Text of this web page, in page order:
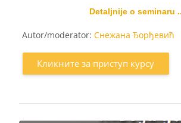
Detaljnije o seminaru
Autor/moderator: Снежана Ђорђевић
Кликните за приступ курсу